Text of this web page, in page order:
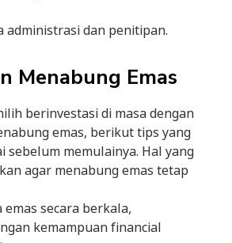
administrasi dan penitipan.
Menabung Emas
berinvestasi di masa dengan
emas, berikut tips yang
sebelum memulainya. Hal yang
agar menabung emas tetap
emas secara berkala,
kemampuan financial